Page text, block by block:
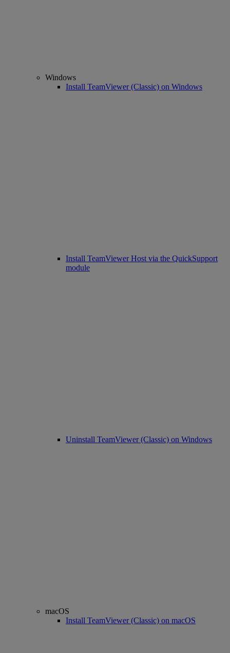
Windows
Install TeamViewer (Classic) on Windows
Install TeamViewer Host via the QuickSupport
module
Uninstall TeamViewer (Classic) on Windows
macOS
Install TeamViewer (Classic) on macOS